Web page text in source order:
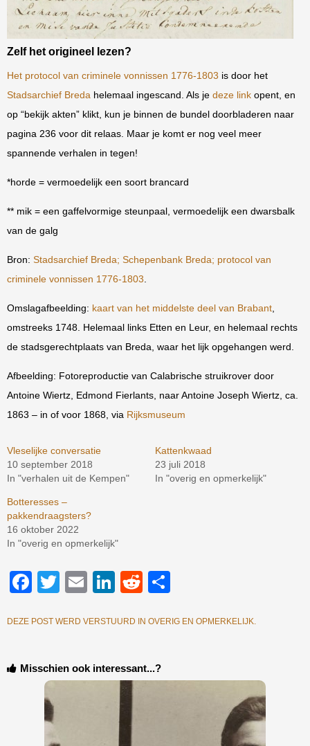
Zelf het origineel lezen?
Het protocol van criminele vonnissen 1776-1803 is door het
Stadsarchief Breda helemaal ingescand. Als je deze link opent, en
op “bekijk akten” klikt, kun je binnen de bundel doorbladeren naar
pagina 236 voor dit relaas. Maar je komt er nog veel meer
spannende verhalen in tegen!
*horde = vermoedelijk een soort brancard
** mik = een gaffelvormige steunpaal, vermoedelijk een dwarsbalk
van de galg
Bron: Stadsarchief Breda; Schepenbank Breda; protocol van
criminele vonnissen 1776-1803.
Omslagafbeelding: kaart van het middelste deel van Brabant,
omstreeks 1748. Helemaal links Etten en Leur, en helemaal rechts
de stadsgerechtplaats van Breda, waar het lijk opgehangen werd.
Afbeelding: Fotoreproductie van Calabrische struikrover door
Antoine Wiertz, Edmond Fierlants, naar Antoine Joseph Wiertz, ca.
1863 – in of voor 1868, via Rijksmuseum
Vleselijke conversatie
10 september 2018
In "verhalen uit de Kempen"
Kattenkwaad
23 juli 2018
In "overig en opmerkelijk"
Botteresses –
pakkendraagsters?
16 oktober 2022
In "overig en opmerkelijk"
Facebook
Twitter
EmailLinkedIn
Reddit
DEZE POST WERD VERSTUURD IN OVERIG EN OPMERKELIJK.
Misschien ook interessant...?